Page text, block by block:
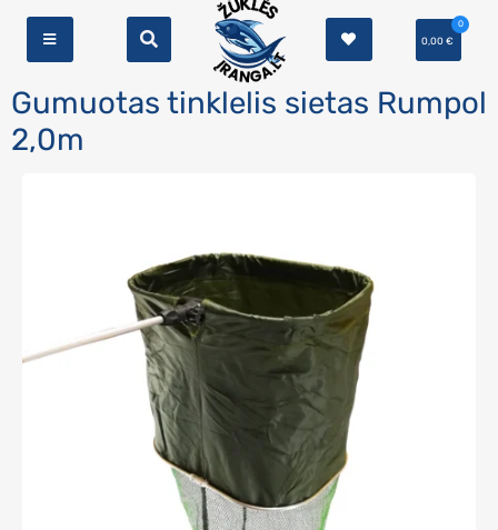
0,00€
0
Gumuotas tinklelis sietas Rumpol
2,0m